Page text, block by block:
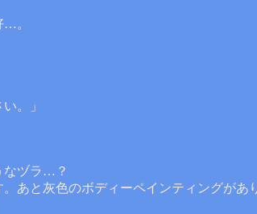
…。
。」
なヅラ…？
あと灰色のボディーペインティングがあ